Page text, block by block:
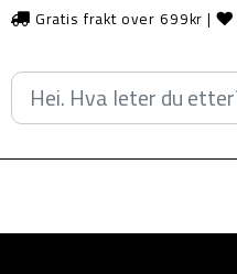
Gratis frakt over 699kr |